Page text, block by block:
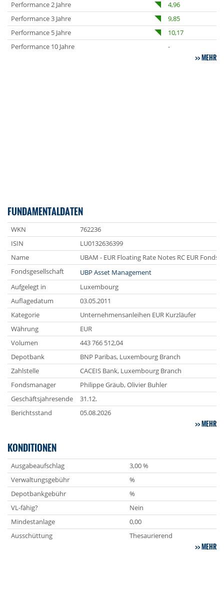
Performance 2 Jahre
4,96
Performance 3 Jahre
9,85
Performance 5 Jahre
10,17
Performance 10 Jahre
-
MEHR
FUNDAMENTALDATEN
WKN
762236
ISIN
LU0132636399
Name
UBAM - EUR Floating Rate Notes RC EUR Fonds
Fondsgesellschaft
UBP Asset Management
Aufgelegt in
Luxembourg
Auflagedatum
03.05.2011
Kategorie
Unternehmensanleihen EUR Kurzläufer
Währung
EUR
Volumen
443 766 512,04
Depotbank
BNP Paribas, Luxembourg Branch
Zahlstelle
CACEIS Bank, Luxembourg Branch
Fondsmanager
Philippe Gräub, Olivier Buhler
Geschäftsjahresende
31.12.
Berichtsstand
05.08.2026
MEHR
KONDITIONEN
Ausgabeaufschlag
3,00 %
Verwaltungsgebühr
%
Depotbankgebühr
%
VL-fähig?
Nein
Mindestanlage
0,00
Ausschüttung
Thesaurierend
MEHR